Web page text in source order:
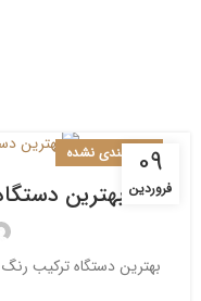
09
فروردین
دسته‌بندی نشده
بهترین
بهترین دستگاه ترکیب